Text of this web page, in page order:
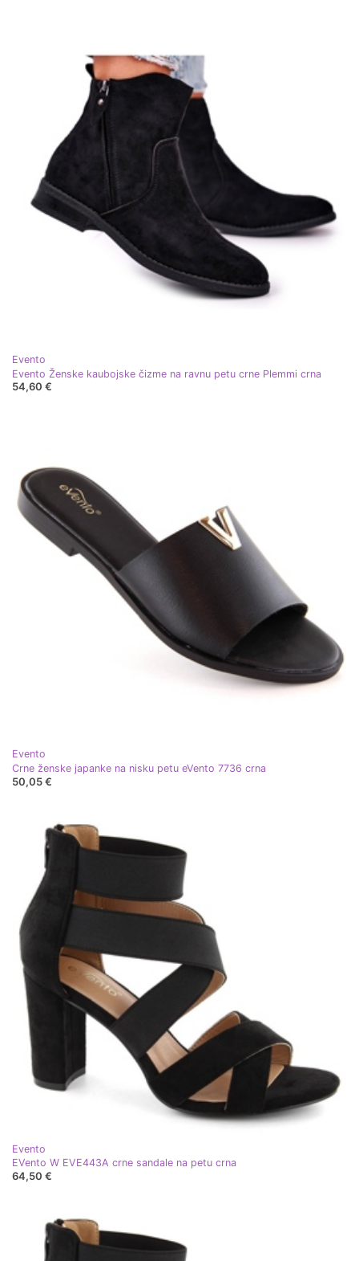
Evento
Evento Ženske kaubojske čizme na ravnu petu crne Plemmi crna
54,60 €
Evento
Crne ženske japanke na nisku petu eVento 7736 crna
50,05 €
Evento
EVento W EVE443A crne sandale na petu crna
64,50 €